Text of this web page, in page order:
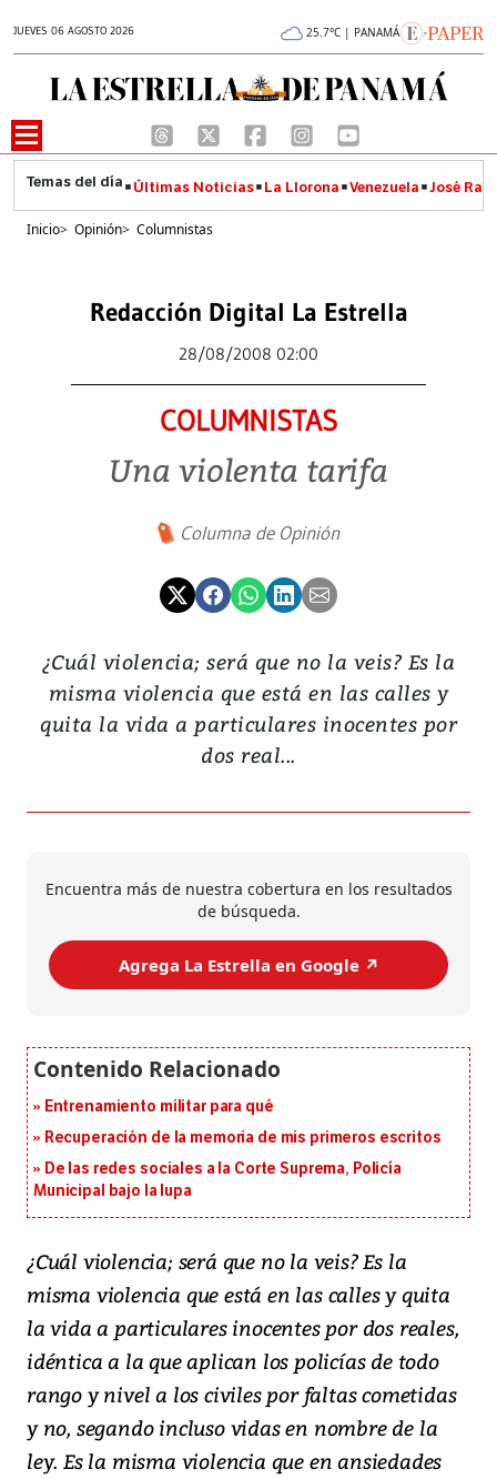
JUEVES 06 AGOSTO 2026 25.7°C | PANAMÁ
Últimas Noticias La Llorona Venezuela José
Inicio> Opinión> Columnistas
Redacción Digital La Estrella
28/08/2008 02:00
COLUMNISTAS
Una violenta tarifa
Columna de Opinión
¿Cuál violencia; será que no la veis? Es la
misma violencia que está en las calles y
quita la vida a particulares inocentes por
dos real...
Encuentra más de nuestra cobertura en los resultados
de búsqueda.
Agrega La Estrella en Google ↗️
Entrenamiento militar para qué
Recuperación de la memoria de mis primeros escritos
De las redes sociales a la Corte Suprema, Policía
Municipal bajo la lupa
¿Cuál violencia; será que no la veis? Es la
misma violencia que está en las calles y quita
la vida a particulares inocentes por dos reales,
idéntica a la que aplican los policías de todo
rango y nivel a los civiles por faltas cometidas
y no, segando incluso vidas en nombre de la
ley. Es la misma violencia que en ansiedades